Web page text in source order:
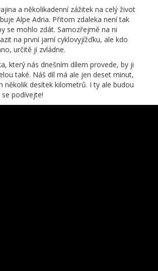
a několikadenní zážitek na celý život
Alpe Adria. Přitom zdaleka není tak
se mohlo zdát. Samozřejmě na ni
na první jarní cyklovyjížďku, ale kdo
určitě jí zvládne.
který nás dnešním dílem provede, by ji
také. Náš díl má ale jen deset minut,
několik desítek kilometrů. I ty ale budou
se podívejte!